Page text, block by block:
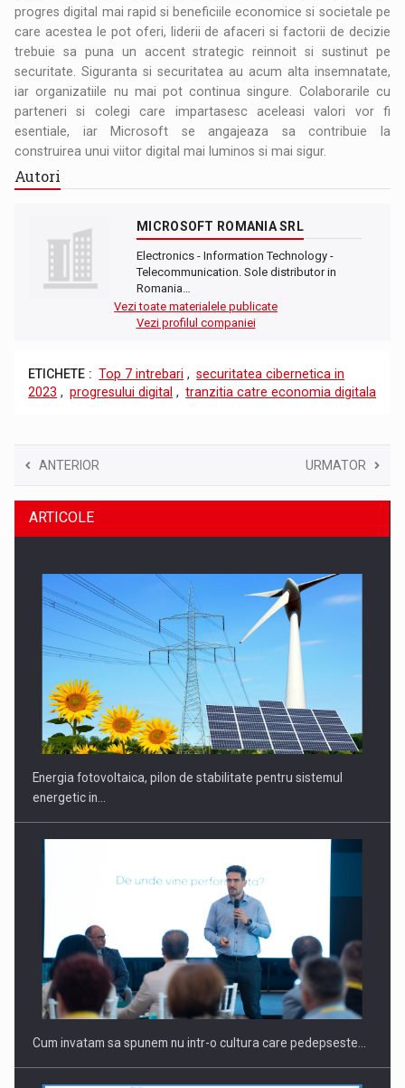
progres digital mai rapid si beneficiile economice si societale pe
care acestea le pot oferi, liderii de afaceri si factorii de decizie
trebuie sa puna un accent strategic reinnoit si sustinut pe
securitate. Siguranta si securitatea au acum alta insemnatate,
iar organizatiile nu mai pot continua singure. Colaborarile cu
parteneri si colegi care impartasesc aceleasi valori vor fi
esentiale, iar Microsoft se angajeaza sa contribuie la
construirea unui viitor digital mai luminos si mai sigur.
Autori
MICROSOFT ROMANIA SRL
Electronics - Information Technology -
Telecommunication. Sole distributor in
Romania…
Vezi toate materialele publicate
Vezi profilul companiei
ETICHETE : Top 7 intrebari , securitatea cibernetica in
2023 , progresului digital , tranzitia catre economia digitala
ANTERIOR URMATOR
ARTICOLE
Energia fotovoltaica, pilon de stabilitate pentru sistemul
energetic in…
Cum invatam sa spunem nu intr-o cultura care pedepseste…